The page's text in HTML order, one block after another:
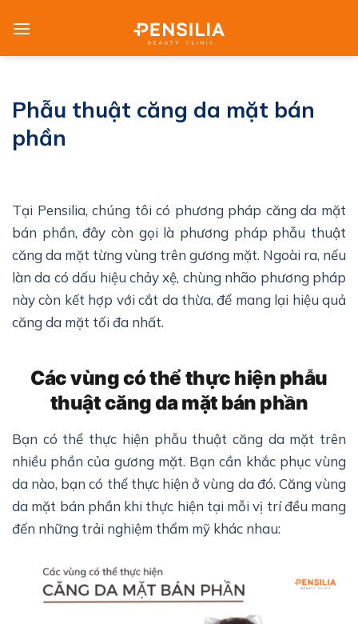
Phẫu thuật căng da mặt bán
phần
Tại Pensilia, chúng tôi có phương pháp căng da mặt
bán phần, đây còn gọi là phương pháp phẫu thuật
căng da mặt từng vùng trên gương mặt. Ngoài ra, nếu
làn da có dấu hiệu chảy xệ, chùng nhão phương pháp
này còn kết hợp với cắt da thừa, để mang lại hiệu quả
căng da mặt tối đa nhất.
Các vùng có thể thực hiện phẫu
thuật căng da mặt bán phần
Bạn có thể thực hiện phẫu thuật căng da mặt trên
nhiều phần của gương mặt. Bạn cần khắc phục vùng
da nào, bạn có thể thực hiện ở vùng da đó. Căng vùng
da mặt bán phần khi thực hiện tại mỗi vị trí đều mang
đến những trải nghiệm thẩm mỹ khác nhau: